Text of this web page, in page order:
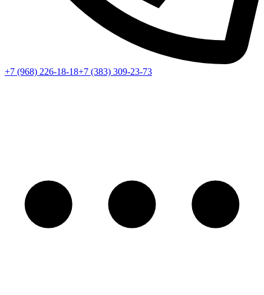
+7 (968) 226-18-18+7 (383) 309-23-73